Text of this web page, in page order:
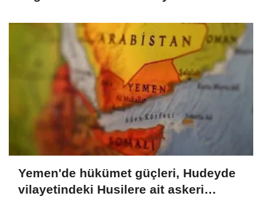
Yemen'de hükümet güçleri, Hudeyde
vilayetindeki Husilere ait askeri